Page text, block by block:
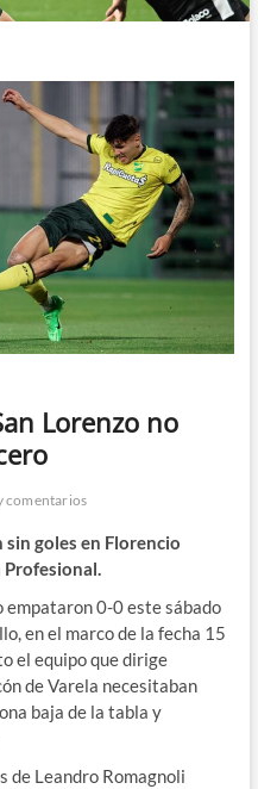
Lorenzo no
comentarios
goles en Florencio
Profesional.
empataron 0-0 este sábado
en el marco de la fecha 15
el equipo que dirige
de Varela necesitaban
baja de la tabla y
de Leandro Romagnoli